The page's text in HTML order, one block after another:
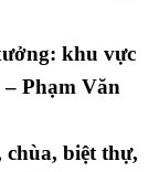
khu vực
Phạm Văn
biệt thự,